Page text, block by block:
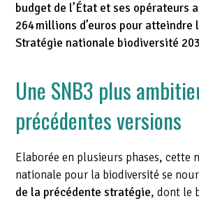
budget de l’État et ses opérateurs
264 millions d’euros pour
Stratégie nationale biodiversité
Une SNB3 plus
précédentes versions
Elaborée en plusieurs phases, cette
nationale pour la biodiversité se
de la précédente stratégie, dont le